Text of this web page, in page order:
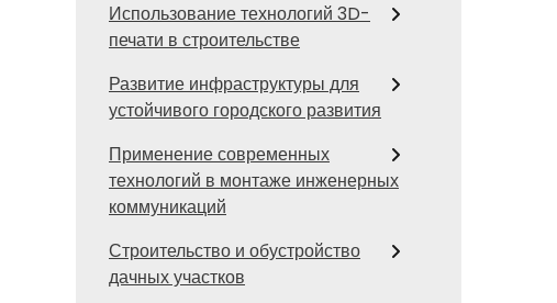
Использование технологий 3D-
печати в строительстве
Развитие инфраструктуры для
устойчивого городского развития
Применение современных
технологий в монтаже инженерных
коммуникаций
Строительство и обустройство
дачных участков